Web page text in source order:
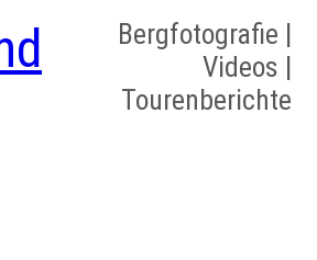
Bergfotografie |
Videos |
Tourenberichte